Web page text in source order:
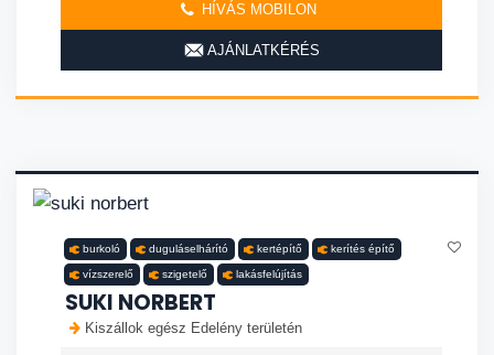
HÍVÁS MOBILON
AJÁNLATKÉRÉS
burkoló duguláselhárító kertépítő kerítés építő
vízszerelő szigetelő lakásfelújítás
SUKI NORBERT
Kiszállok egész Edelény területén